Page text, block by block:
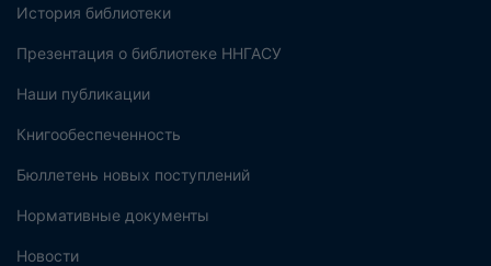
История библиотеки
Презентация о библиотеке ННГАСУ
Наши публикации
Книгообеспеченность
Бюллетень новых поступлений
Нормативные документы
Новости